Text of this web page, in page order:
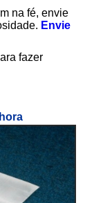
na fé, envie
Envie
fazer